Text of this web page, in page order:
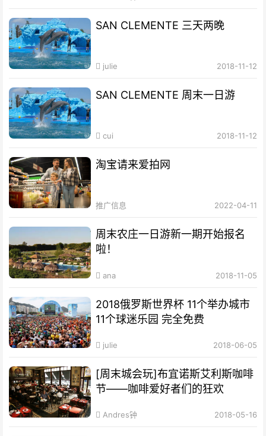
SAN CLEMENTE 三天两晚
julie 2018-11-12
SAN CLEMENTE 周末一日游
cui 2018-11-12
淘宝请来爱拍网
推广信息 2022-04-11
周末农庄一日游新一期开始报名
啦！
ana 2018-11-05
2018俄罗斯世界杯 11个举办城市
11个球迷乐园 完全免费
julie 2018-06-05
[周末城会玩]布宜诺斯艾利斯咖啡
节——咖啡爱好者们的狂欢
Andres钟 2018-05-16